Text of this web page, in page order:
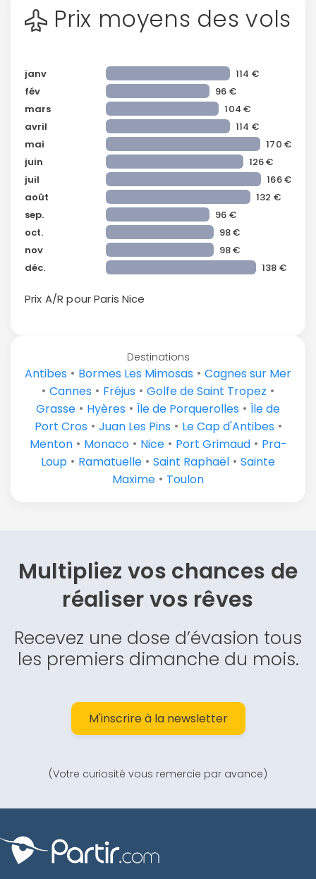
Prix moyens des vols
janv
114 €
fév
96 €
mars
104 €
avril
114 €
mai
170 €
juin
126 €
juil
166 €
août
132 €
sep.
96 €
oct.
98 €
nov
98 €
déc.
138 €
Prix A/R pour Paris Nice
Destinations
Antibes • Bormes Les Mimosas • Cagnes sur Mer
• Cannes • Fréjus • Golfe de Saint Tropez •
Grasse • Hyères • Île de Porquerolles • Île de
Port Cros • Juan Les Pins • Le Cap d'Antibes •
Menton• Monaco• Nice• Port Grimaud• Pra-
Loup • Ramatuelle • Saint Raphaël • Sainte
Maxime • Toulon
Multipliez vos chances de
réaliser vos rêves
Recevez une dose d’évasion tous
les premiers dimanche du mois.
M'inscrire à la newsletter
(Votre curiosité vous remercie par avance)